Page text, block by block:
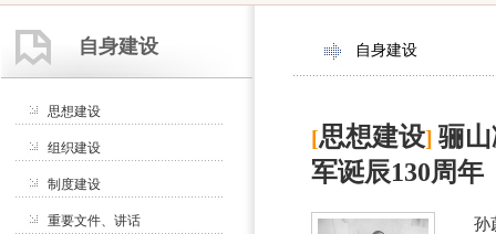
自身建设
思想建设
组织建设
制度建设
重要文件、讲话
自身建设
[思想建设] 骊
军诞辰130周年
孙